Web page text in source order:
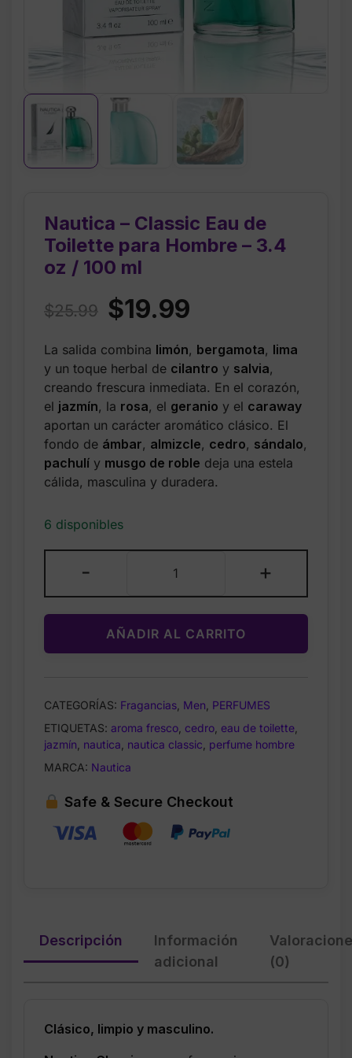
Nautica – Classic Eau de
Toilette para Hombre – 3.4
oz / 100 ml
$25.99
Original
was:
$25.99.
$19.99
is:
$19.99.
La salida combina limón, bergamota, lima
y un toque herbal de cilantro y salvia,
creando frescura inmediata. En el corazón,
el jazmín, la rosa, el geranio y el caraway
aportan un carácter aromático clásico. El
fondo de ámbar, almizcle, cedro, sándalo,
pachulí y musgo de roble deja una estela
cálida, masculina y duradera.
6 disponibles
-
–
Classic
Eau
de
Toilette
–
3.4
oz
ml
cantidad
+
AÑADIR AL CARRITO
CATEGORÍAS: Fragancias Men PERFUMES
ETIQUETAS: aroma fresco cedro eau de toilette
jazmín nautica nautica classic perfume hombre
MARCA: Nautica
Safe & Secure Checkout
Descripción
Información
adicional
(0)
Clásico, limpio y masculino.